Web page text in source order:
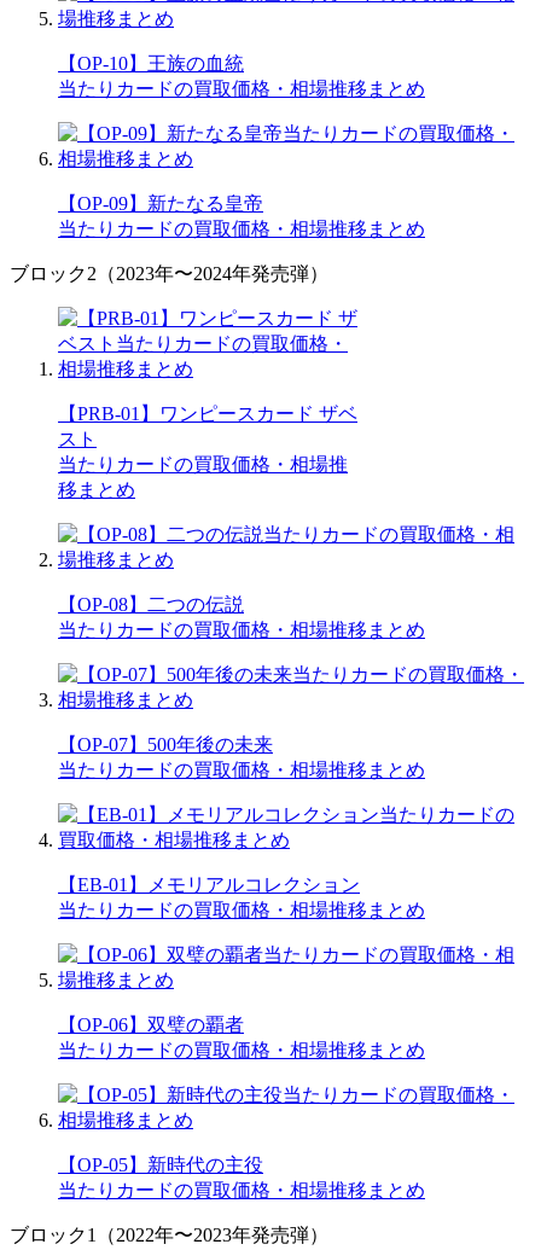
【OP-10】王族の血統
当たりカードの買取価格・相場推移まとめ
【OP-09】新たなる皇帝
当たりカードの買取価格・相場推移まとめ
ブロック2（2023年〜2024年発売弾）
【PRB-01】ワンピースカード ザベ
スト
当たりカードの買取価格・相場推
移まとめ
【OP-08】二つの伝説
当たりカードの買取価格・相場推移まとめ
【OP-07】500年後の未来
当たりカードの買取価格・相場推移まとめ
【EB-01】メモリアルコレクション
当たりカードの買取価格・相場推移まとめ
【OP-06】双璧の覇者
当たりカードの買取価格・相場推移まとめ
【OP-05】新時代の主役
当たりカードの買取価格・相場推移まとめ
ブロック1（2022年〜2023年発売弾）